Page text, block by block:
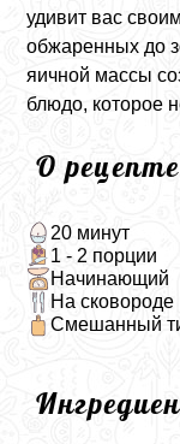
удивит вас
обжаренных до
яичной массы
блюдо, которое
О рецепте
20 минут
1 - 2 порции
Начинающий
На сковороде
Смешанный